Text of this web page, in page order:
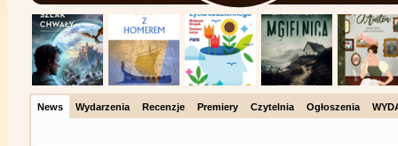
News Wydarzenia Recenzje Premiery Czytelnia Ogłoszenia